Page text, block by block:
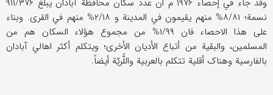
وقد جاء في إحصاء ۱۹۷۶ م أن عدد سکان محافظة آبادان یبلغ ۹۱۱/۳۷۶
نسمة؛ ۸/۸۱% منهم یقیمون في المدینة و ۲/۱۸% منهم في القری. وبناء
علی هذا الاحصاء فان ۱/۹۹% من مجموع هؤلاء السکان هم من
المسلمین، والبقیة من أتباع الأدیان الأخری؛ ویتکلم أکثر اهالي آبادان
بالفارسیة وهناک أقلیة تتکلم بالعربیة واللُّریّة أیضاً.